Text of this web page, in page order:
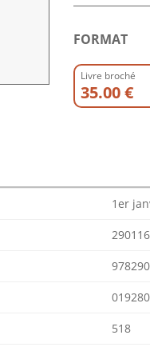
FORMAT
Livre broché
35.00 €
1er
518